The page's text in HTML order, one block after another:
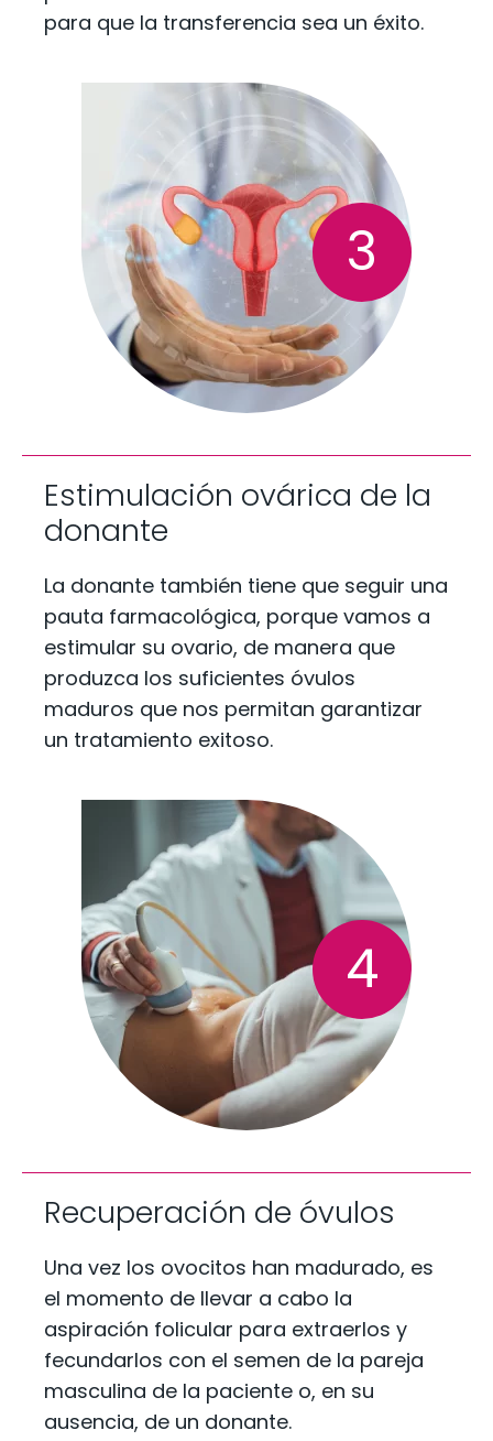
para que la transferencia sea un éxito.
3
Estimulación ovárica de la
donante
La donante también tiene que seguir una
pauta farmacológica, porque vamos a
estimular su ovario, de manera que
produzca los suficientes óvulos
maduros que nos permitan garantizar
un tratamiento exitoso.
4
Recuperación de óvulos
Una vez los ovocitos han madurado, es
el momento de llevar a cabo la
aspiración folicular para extraerlos y
fecundarlos con el semen de la pareja
masculina de la paciente o, en su
ausencia, de un donante.